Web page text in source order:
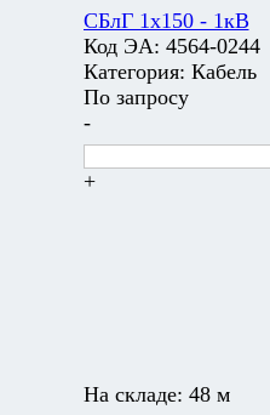
СБлГ 1х150 - 1кВ
Код ЭА: 4564-0244
Категория: Кабель
По запросу
-
+
На складе: 48 м